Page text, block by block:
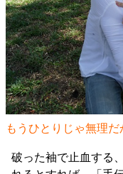
もうひとりじゃ無理だ
破った袖で止血する